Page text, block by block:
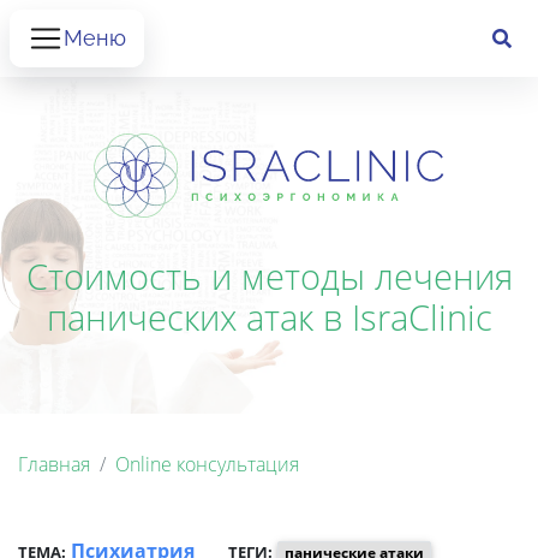
Меню
Стоимость и методы лечения
панических атак в IsraClinic
Главная Online консультация
ТЕМА: Психиатрия ТЕГИ: панические атаки